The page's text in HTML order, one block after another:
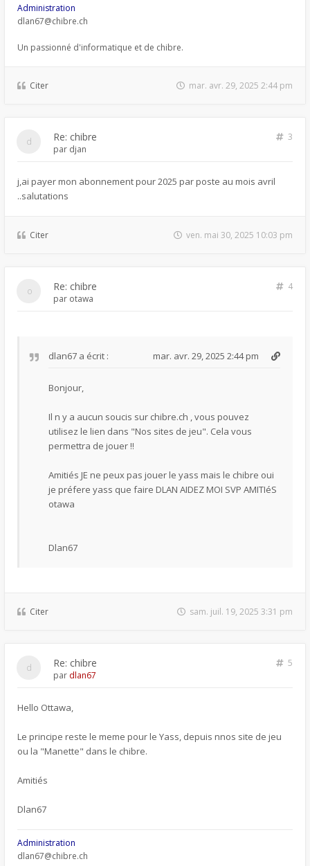
Administration
dlan67@chibre.ch
Un passionné d'informatique et de chibre.
Citer mar. avr. 29, 2025 2:44 pm
Re: chibre
3
par djan
j,ai payer mon abonnement pour 2025 par poste au mois avril
..salutations
Citer ven. mai 30, 2025 10:03 pm
Re: chibre
4
par otawa
dlan67 a écrit : mar. avr. 29, 2025 2:44 pm
Bonjour,
Il n y a aucun soucis sur chibre.ch , vous pouvez
utilisez le lien dans "Nos sites de jeu". Cela vous
permettra de jouer !!
Amitiés JE ne peux pas jouer le yass mais le chibre oui
je préfere yass que faire DLAN AIDEZ MOI SVP AMITIéS
otawa
Dlan67
Citer sam. juil. 19, 2025 3:31 pm
Re: chibre
5
par dlan67
Hello Ottawa,
Le principe reste le meme pour le Yass, depuis nnos site de jeu
ou la "Manette" dans le chibre.
Amitiés
Dlan67
Administration
dlan67@chibre.ch